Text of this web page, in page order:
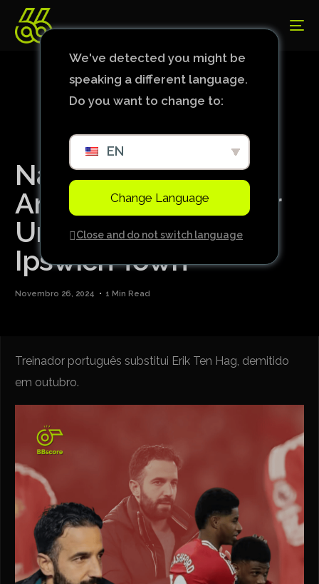
Na estreia de Rúben
Amorim, Manchester
United empata com
Ipswich Town
Novembro 26, 2024 1 Min Read
Treinador português substitui Erik Ten Hag, demitido
em outubro.
We've detected you might be
speaking a different language.
Do you want to change to:
EN
Change Language
Close and do not switch language